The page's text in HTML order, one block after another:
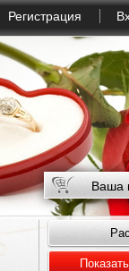
Регистрация
Ваша
Показать